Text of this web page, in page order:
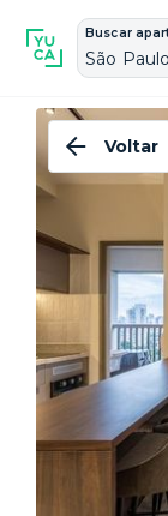
Buscar
São
Voltar